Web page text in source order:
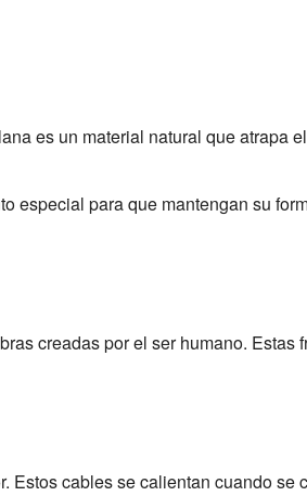
es un material natural que atrapa
especial para que mantengan su
creadas por el ser humano. Estas
Estos cables se calientan cuando se